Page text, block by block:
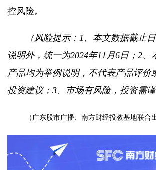
控风险。
（风险提示：1、本文数据截止
说明外，统一为2024年11月6日；2
产品均为举例说明，不代表产品评价
投资建议；3、市场有风险，投资需谨
（广东股市广播、南方财经投教基地联合